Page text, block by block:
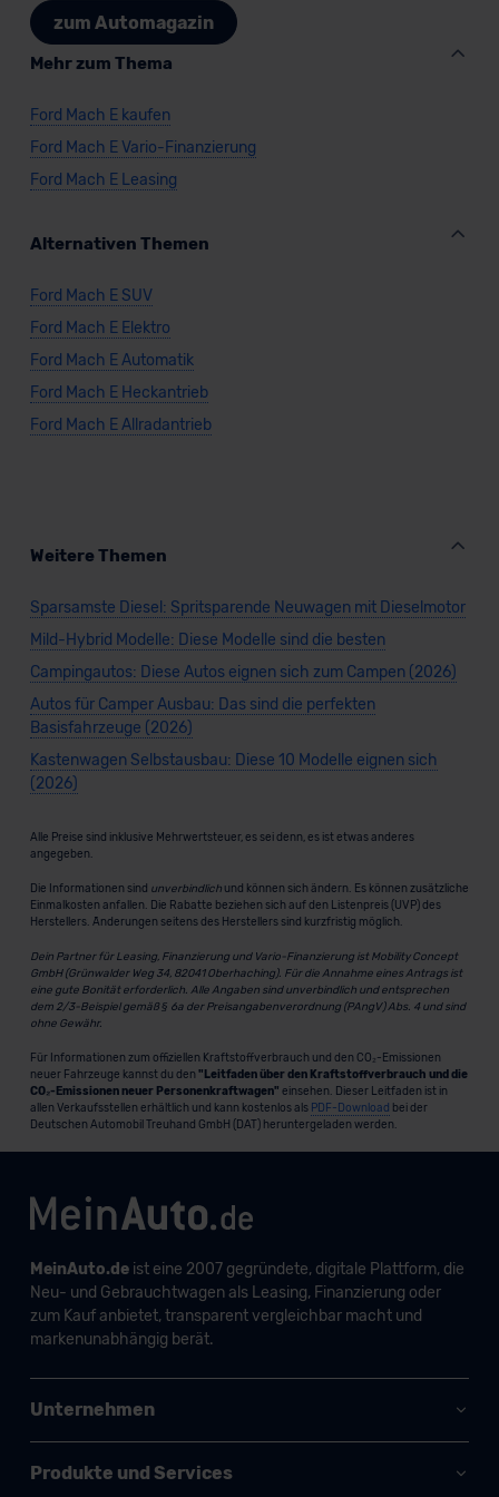
datenschutz@meinauto.de anfordern.
zum Automagazin
Mehr zum Thema
Ford Mach E kaufen
Ford Mach E Vario-Finanzierung
Ford Mach E Leasing
Alternativen Themen
Ford Mach E SUV
Ford Mach E Elektro
Ford Mach E Automatik
Ford Mach E Heckantrieb
Ford Mach E Allradantrieb
Weitere Themen
Sparsamste Diesel: Spritsparende Neuwagen mit Dieselmotor
Mild-Hybrid Modelle: Diese Modelle sind die besten
Campingautos: Diese Autos eignen sich zum Campen (2026)
Autos für Camper Ausbau: Das sind die perfekten
Basisfahrzeuge (2026)
Kastenwagen Selbstausbau: Diese 10 Modelle eignen sich
(2026)
Alle Preise sind inklusive Mehrwertsteuer, es sei denn, es ist etwas anderes
angegeben.
Die Informationen sind unverbindlichund können sich ändern. Es können zusätzliche
Einmalkosten anfallen. Die Rabatte beziehen sich auf den Listenpreis (UVP) des
Herstellers. Änderungen seitens des Herstellers sind kurzfristig möglich.
Dein Partner für Leasing, Finanzierung und Vario-Finanzierung ist Mobility Concept
GmbH (Grünwalder Weg 34, 82041 Oberhaching). Für die Annahme eines Antrags ist
eine gute Bonität erforderlich. Alle Angaben sind unverbindlich und entsprechen
dem 2/3-Beispiel gemäß § 6a der Preisangabenverordnung (PAngV) Abs. 4 und sind
ohne Gewähr.
Für Informationen zum offiziellen Kraftstoffverbrauch und den CO₂-Emissionen
neuer Fahrzeuge kannst du den "Leitfaden über den Kraftstoffverbrauch und die
CO₂-Emissionen neuer Personenkraftwagen" einsehen. Dieser Leitfaden ist in
allen Verkaufsstellen erhältlich und kann kostenlos als PDF-Download bei der
Deutschen Automobil Treuhand GmbH (DAT) heruntergeladen werden.
MeinAuto.deist eine 2007 gegründete, digitale Plattform, die
Neu- und Gebrauchtwagen als Leasing, Finanzierung oder
zum Kauf anbietet, transparent vergleichbar macht und
markenunabhängig berät.
Unternehmen
Produkte und Services